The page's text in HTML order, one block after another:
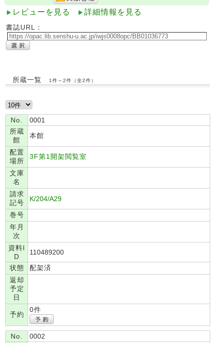
レビューを見る 詳細情報を見る
書誌URL：
所蔵一覧 1件～2件（全2件）
No.
0001
所蔵
館
本館
配置
場所
3F第1開架閲覧室
文庫
名
請求
記号
K/204/A29
巻号
年月
次
資料I
D
110489200
状態
配架済
返却
予定
日
予約
0件
No.
0002